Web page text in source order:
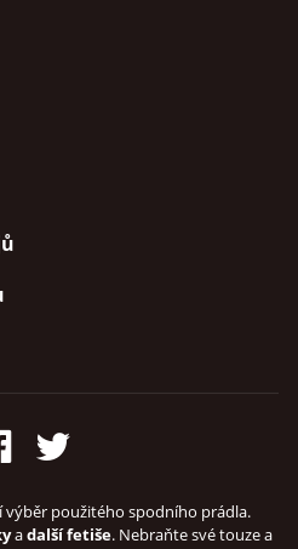
použitého spodního prádla.
adalší fetiše. Nebraňte své touze a